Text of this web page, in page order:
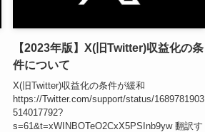
【2023年版】X(旧Twitter)収益化の条
件について
X(旧Twitter)収益化の条件が緩和
https://Twitter.com/support/status/1689781903
514017792?
s=61&t=xWINBOTeO2CxX5PSInb9yw 翻訳す